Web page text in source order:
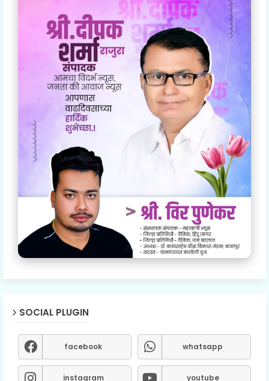
SOCIAL PLUGIN
facebook whatsapp
instagram youtube